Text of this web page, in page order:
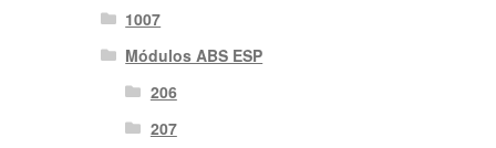
1007
Módulos ABS ESP
206
207